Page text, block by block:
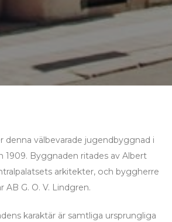
denna välbevarade jugendbyggnad i
1909. Byggnaden ritades av Albert
arkitekter, och byggherre
AB G. O. V. Lindgren.
karaktär är samtliga ursprungliga